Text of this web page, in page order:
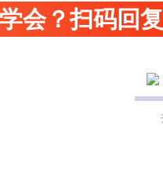
会？扫码回